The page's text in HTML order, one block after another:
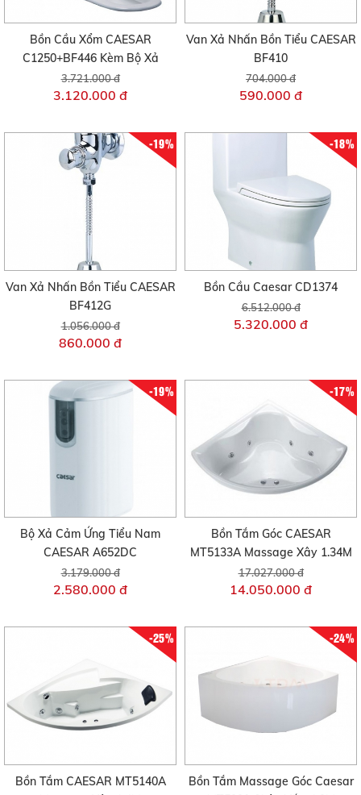
Bồn Cầu Xổm CAESAR
C1250+BF446 Kèm Bộ Xả
3.721.000 đ
3.120.000 đ
Van Xả Nhấn Bồn Tiểu CAESAR
BF410
704.000 đ
590.000 đ
-19%
Van Xả Nhấn Bồn Tiểu CAESAR
BF412G
1.056.000 đ
860.000 đ
-18%
Bồn Cầu Caesar CD1374
6.512.000 đ
5.320.000 đ
-19%
Bộ Xả Cảm Ứng Tiểu Nam
CAESAR A652DC
3.179.000 đ
2.580.000 đ
-17%
Bồn Tắm Góc CAESAR
MT5133A Massage Xây 1.34M
17.027.000 đ
14.050.000 đ
-25%
Bồn Tắm CAESAR MT5140A
-24%
Bồn Tắm Massage Góc Caesar